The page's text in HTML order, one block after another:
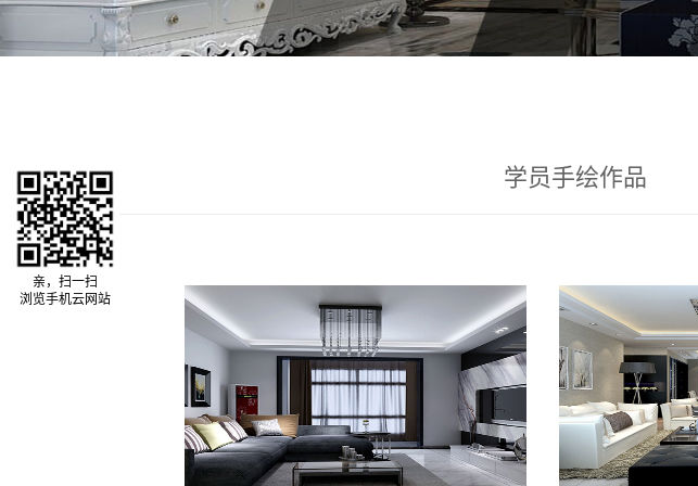
学员手绘作品
亲，扫一扫
浏览手机云网站